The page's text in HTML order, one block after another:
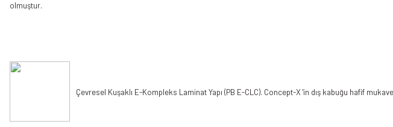
olmuştur.
Çevresel Kuşaklı E-Kompleks Laminat Yapı (PB E-CLC). Concept-X 'in dış kabuğu hafif